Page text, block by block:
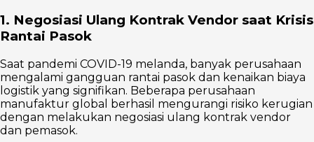
1. Negosiasi Ulang Kontrak Vendor saat Krisis
Rantai Pasok
Saat pandemi COVID-19 melanda, banyak perusahaan
mengalami gangguan rantai pasok dan kenaikan biaya
logistik yang signifikan. Beberapa perusahaan
manufaktur global berhasil mengurangi risiko kerugian
dengan melakukan negosiasi ulang kontrak vendor
dan pemasok.